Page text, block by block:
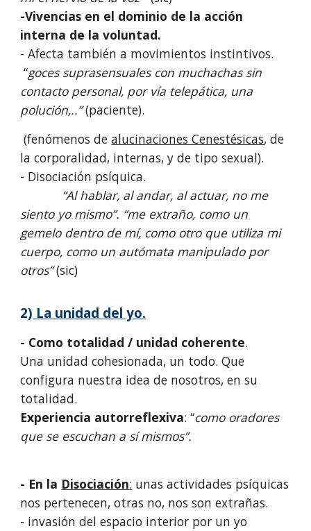
-Vivencias en el dominio de la acción
interna de la voluntad.
- Afecta también a movimientos instintivos.
“goces suprasensuales con muchachas sin
contacto personal, por vía telepática, una
polución,..”(paciente).
(fenómenos dealucinaciones Cenestésicas, de
la corporalidad, internas, y de tipo sexual).
- Disociación psíquica.
“Al hablar, al andar, al actuar, no me
siento yo mismo”. “me extraño, como un
gemelo dentro de mí, como otro que utiliza mi
cuerpo, como un autómata manipulado por
otros”(sic)
2) La unidad del yo.
- Como totalidad / unidad coherente.
Una unidad cohesionada, un todo. Que
configura nuestra idea de nosotros, en su
totalidad.
Experiencia autorreflexiva: “como oradores
que se escuchan a sí mismos”.
- En la Disociación: unas actividades psíquicas
nos pertenecen, otras no, nos son extrañas.
- invasión del espacio interior por un yo